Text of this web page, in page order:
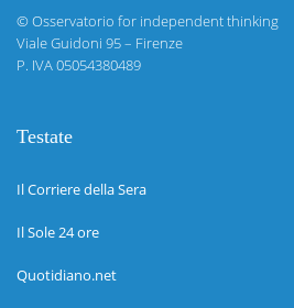
©Osservatorio for independent thinking
Viale Guidoni 95 – Firenze
P. IVA 05054380489
Testate
Il Corriere della Sera
Il Sole 24 ore
Quotidiano.net